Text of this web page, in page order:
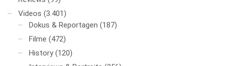
Videos (3.401)
Dokus & Reportagen (187)
Filme (472)
History (120)